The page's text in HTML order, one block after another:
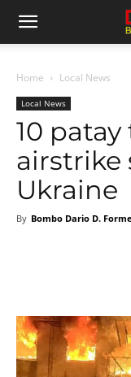
Home Local News
Local News
10
airstrike
Ukraine
By Bombo Dario D.